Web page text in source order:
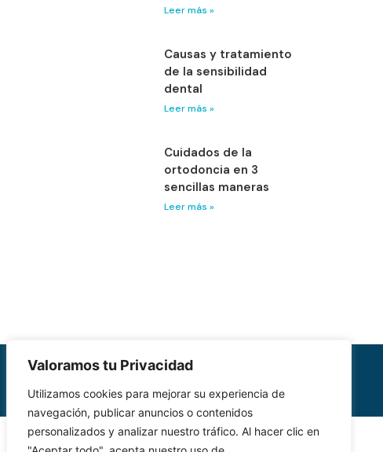
Valoramos tu Privacidad
Utilizamos cookies para mejorar su experiencia de
navegación, publicar anuncios o contenidos
personalizados y analizar nuestro tráfico. Al hacer clic en
Leer más »
Causas y tratamiento
de la sensibilidad
dental
Leer más »
Cuidados de la
ortodoncia en 3
sencillas maneras
Leer más »
Política de Cookies